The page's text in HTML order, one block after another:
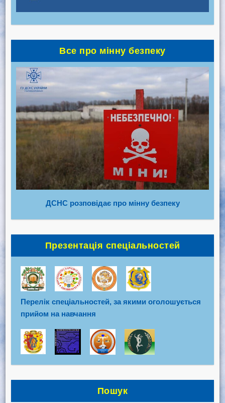
Все про мінну безпеку
ДСНС розповідає про мінну безпеку
Презентація спеціальностей
Перелік спеціальностей, за якими оголошується
прийом на навчання
Пошук